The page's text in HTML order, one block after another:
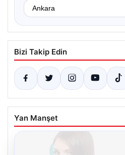
Bizi Takip Edin
Yan Manşet